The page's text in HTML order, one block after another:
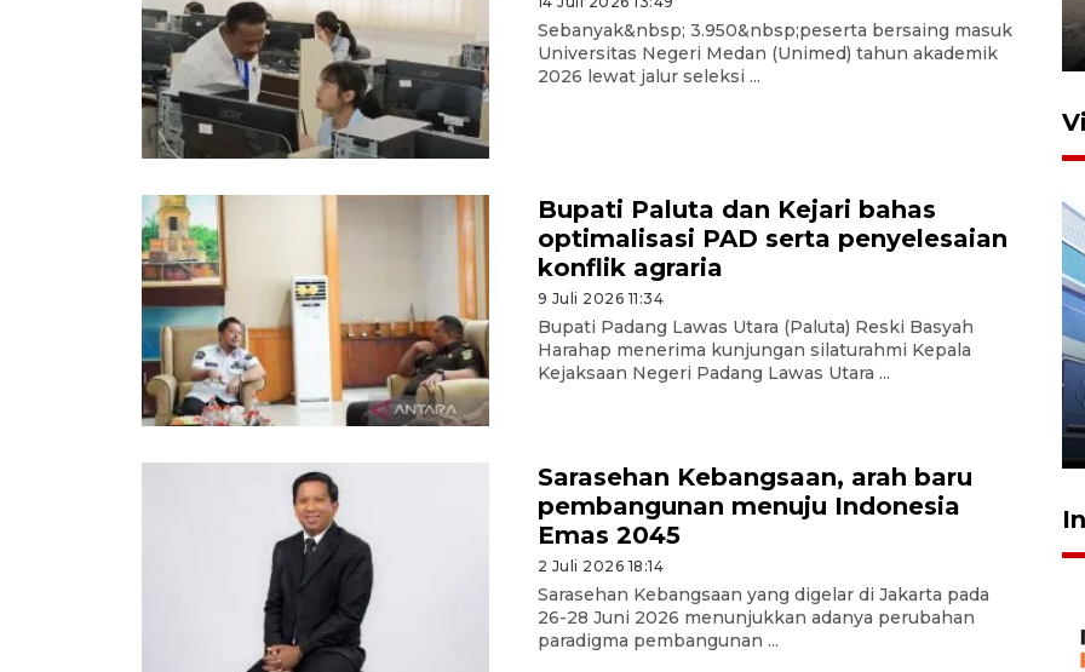
Sebanyak&nbsp; 3.950&nbsp;peserta bersaing masuk
Universitas Negeri Medan (Unimed) tahun akademik
2026 lewat jalur seleksi ...
Bupati Paluta dan Kejari bahas
optimalisasi PAD serta penyelesaian
konflik agraria
9 Juli 2026 11:34
Bupati Padang Lawas Utara (Paluta) Reski Basyah
Harahap menerima kunjungan silaturahmi Kepala
Kejaksaan Negeri Padang Lawas Utara ...
Sarasehan Kebangsaan, arah baru
pembangunan menuju Indonesia
Emas 2045
2 Juli 2026 18:14
Sarasehan Kebangsaan yang digelar di Jakarta pada
26-28 Juni 2026 menunjukkan adanya perubahan
paradigma pembangunan ...
Sumut
27 April 2026 15:34
IDAI perkuat kompetensi
dokter tangani penyakit